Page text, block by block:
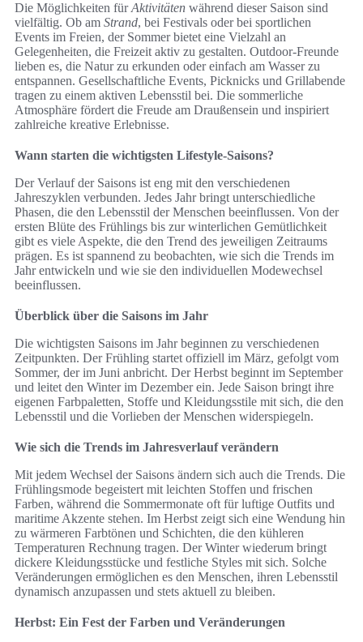
Die Möglichkeiten fürAktivitäten während dieser Saison sind
vielfältig. Ob am Strand, bei Festivals oder bei sportlichen
Events im Freien, der Sommer bietet eine Vielzahl an
Gelegenheiten, die Freizeit aktiv zu gestalten. Outdoor-Freunde
lieben es, die Natur zu erkunden oder einfach am Wasser zu
entspannen. Gesellschaftliche Events, Picknicks und Grillabende
tragen zu einem aktiven Lebensstil bei. Die sommerliche
Atmosphäre fördert die Freude am Draußensein und inspiriert
zahlreiche kreative Erlebnisse.
Wann starten die wichtigsten Lifestyle-Saisons?
Der Verlauf der Saisons ist eng mit den verschiedenen
Jahreszyklen verbunden. Jedes Jahr bringt unterschiedliche
Phasen, die den Lebensstil der Menschen beeinflussen. Von der
ersten Blüte des Frühlings bis zur winterlichen Gemütlichkeit
gibt es viele Aspekte, die den Trend des jeweiligen Zeitraums
prägen. Es ist spannend zu beobachten, wie sich die Trends im
Jahr entwickeln und wie sie den individuellen Modewechsel
beeinflussen.
Überblick über die Saisons im Jahr
Die wichtigsten Saisons im Jahr beginnen zu verschiedenen
Zeitpunkten. Der Frühling startet offiziell im März, gefolgt vom
Sommer, der im Juni anbricht. Der Herbst beginnt im September
und leitet den Winter im Dezember ein. Jede Saison bringt ihre
eigenen Farbpaletten, Stoffe und Kleidungsstile mit sich, die den
Lebensstil und die Vorlieben der Menschen widerspiegeln.
Wie sich die Trends im Jahresverlauf verändern
Mit jedem Wechsel der Saisons ändern sich auch die Trends. Die
Frühlingsmode begeistert mit leichten Stoffen und frischen
Farben, während die Sommermonate oft für luftige Outfits und
maritime Akzente stehen. Im Herbst zeigt sich eine Wendung hin
zu wärmeren Farbtönen und Schichten, die den kühleren
Temperaturen Rechnung tragen. Der Winter wiederum bringt
dickere Kleidungsstücke und festliche Styles mit sich. Solche
Veränderungen ermöglichen es den Menschen, ihren Lebensstil
dynamisch anzupassen und stets aktuell zu bleiben.
Herbst: Ein Fest der Farben und Veränderungen